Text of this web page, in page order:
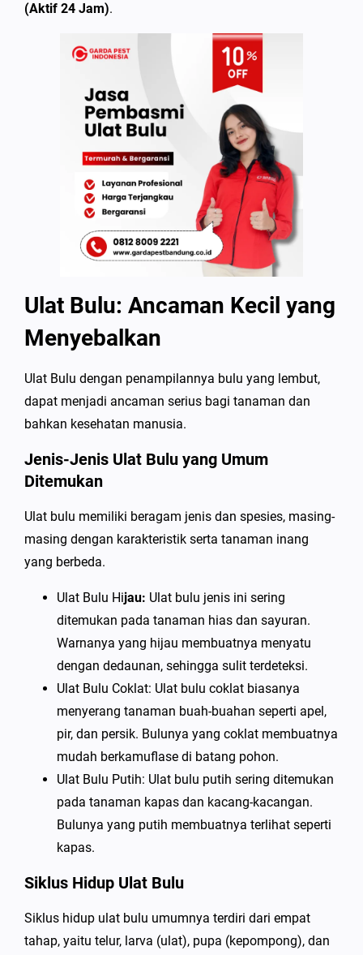
(Aktif 24 Jam).
Ulat Bulu: Ancaman Kecil yang
Menyebalkan
Ulat Bulu dengan penampilannya bulu yang lembut,
dapat menjadi ancaman serius bagi tanaman dan
bahkan kesehatan manusia.
Jenis-Jenis Ulat Bulu yang Umum
Ditemukan
Ulat bulu memiliki beragam jenis dan spesies, masing-
masing dengan karakteristik serta tanaman inang
yang berbeda.
Ulat Bulu Hijau: Ulat bulu jenis ini sering
ditemukan pada tanaman hias dan sayuran.
Warnanya yang hijau membuatnya menyatu
dengan dedaunan, sehingga sulit terdeteksi.
Ulat Bulu Coklat: Ulat bulu coklat biasanya
menyerang tanaman buah-buahan seperti apel,
pir, dan persik. Bulunya yang coklat membuatnya
mudah berkamuflase di batang pohon.
Ulat Bulu Putih: Ulat bulu putih sering ditemukan
pada tanaman kapas dan kacang-kacangan.
Bulunya yang putih membuatnya terlihat seperti
kapas.
Siklus Hidup Ulat Bulu
Siklus hidup ulat bulu umumnya terdiri dari empat
tahap, yaitu telur, larva (ulat), pupa (kepompong), dan